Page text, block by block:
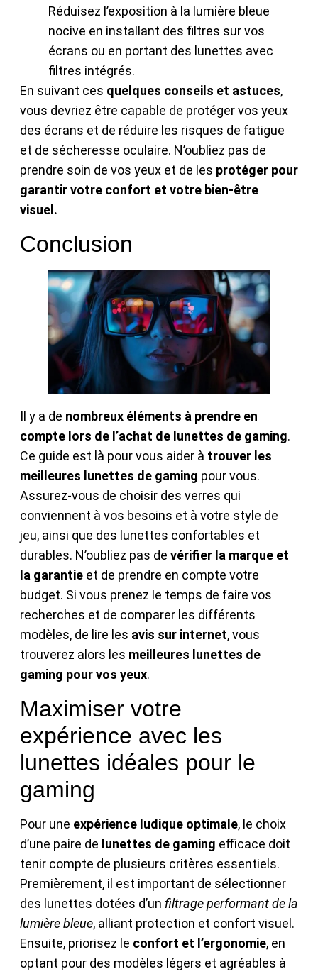
Réduisez l’exposition à la lumière bleue
nocive en installant des filtres sur vos
écrans ou en portant des lunettes avec
filtres intégrés.
En suivant ces quelques conseils et astuces,
vous devriez être capable de protéger vos yeux
des écrans et de réduire les risques de fatigue
et de sécheresse oculaire. N’oubliez pas de
prendre soin de vos yeux et de les protéger pour
garantir votre confort et votre bien-être
visuel.
Conclusion
Il y a de nombreux éléments à prendre en
compte lors de l’achat de lunettes de gaming.
Ce guide est là pour vous aider à trouver les
meilleures lunettes de gaming pour vous.
Assurez-vous de choisir des verres qui
conviennent à vos besoins et à votre style de
jeu, ainsi que des lunettes confortables et
durables. N’oubliez pas de vérifier la marque et
la garantie et de prendre en compte votre
budget. Si vous prenez le temps de faire vos
recherches et de comparer les différents
modèles, de lire les avis sur internet, vous
trouverez alors les meilleures lunettes de
gaming pour vos yeux.
Maximiser votre
expérience avec les
lunettes idéales pour le
gaming
Pour une expérience ludique optimale, le choix
d’une paire de lunettes de gaming efficace doit
tenir compte de plusieurs critères essentiels.
Premièrement, il est important de sélectionner
des lunettes dotées d’un filtrage performant de la
lumière bleue, alliant protection et confort visuel.
Ensuite, priorisez le confort et l’ergonomie, en
optant pour des modèles légers et agréables à